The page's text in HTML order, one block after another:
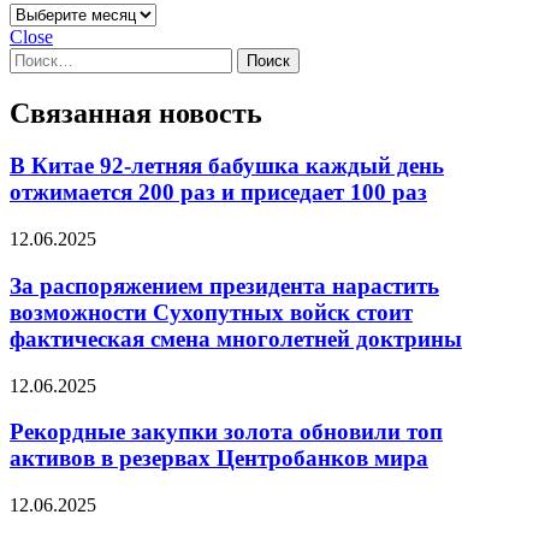
Архивы
Close
Найти:
Связанная новость
В Китае 92-летняя бабушка каждый день
отжимается 200 раз и приседает 100 раз
12.06.2025
За распоряжением президента нарастить
возможности Сухопутных войск стоит
фактическая смена многолетней доктрины
12.06.2025
Рекордные закупки золота обновили топ
активов в резервах Центробанков мира
12.06.2025